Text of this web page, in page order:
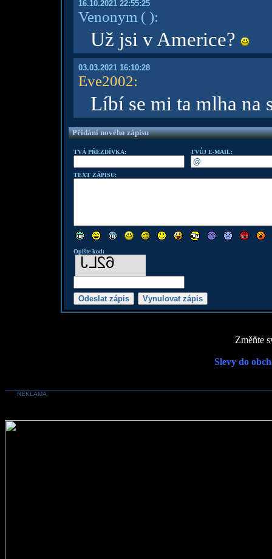
16.10.2021 22:55:25
Venonym ( ):
Už jsi v Americe?
03.03.2021 16:10:28
Eve2002:
Líbí se mi ta mlha na
Přidání nového zápisu
TVÁ PŘEZDÍVKA: TVŮJ E-MAIL:
TEXT ZÁPISU:
Opište kod:
Změňte
Slevy do
REKLAMA